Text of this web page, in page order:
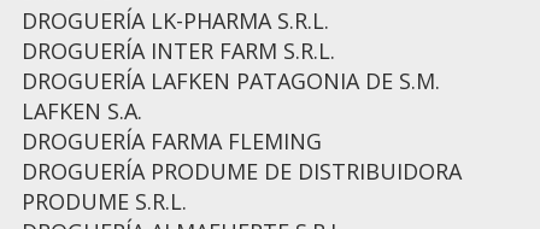
DROGUERÍA LK-PHARMA S.R.L.
DROGUERÍA INTER FARM S.R.L.
DROGUERÍA LAFKEN PATAGONIA DE S.M.
LAFKEN S.A.
DROGUERÍA FARMA FLEMING
DROGUERÍA PRODUME DE DISTRIBUIDORA
PRODUME S.R.L.